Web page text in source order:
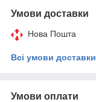
Умови доставки
Нова Пошта
Всі умови доставки
Умови оплати